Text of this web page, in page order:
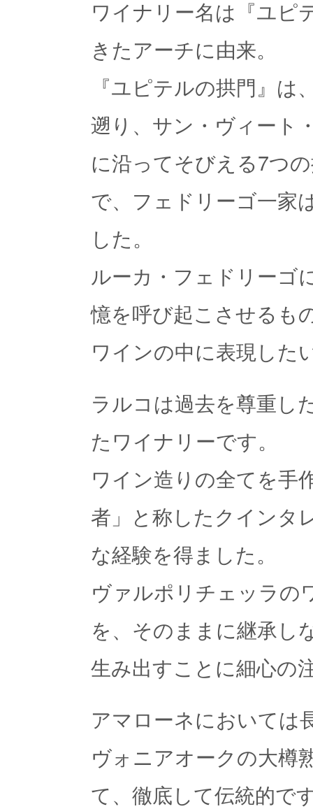
ワイナリー名は『ユピ
きたアーチに由来。
『ユピテルの拱門』
遡り、サン・ヴィート
に沿ってそびえる7つ
で、フェドリーゴ一家
した。
ルーカ・フェドリーゴ
憶を呼び起こさせるも
ワインの中に表現した
ラルコは過去を尊重し
たワイナリーです。
ワイン造りの全てを手
者」と称したクインタ
な経験を得ました。
ヴァルポリチェッラの
を、そのままに継承し
生み出すことに細心の
アマローネにおいては
ヴォニアオークの大樽
て、徹底して伝統的で